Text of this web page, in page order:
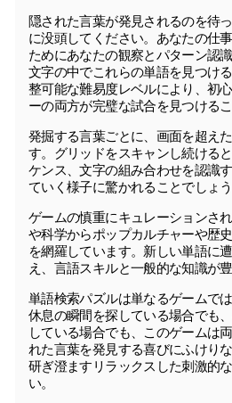
隠された言葉が発見されるのを待
に没頭してください。あなたの仕
ためにあなたの観察とパターン認
文字の中でこれらの単語を見つけ
整可能な難易度レベルにより、初
ーの両方が完璧な試合を見つけるこ
発掘する言葉ごとに、画面を超え
す。グリッドをスキャンし続ける
ケンス、文字の組み合わせを認識
ていく様子に驚かれることでしょう
ゲームの慎重にキュレーションさ
や科学からポップカルチャーや歴
を網羅しています。新しい単語に
え、言語スキルと一般的な知識が豊
単語検索パズルは単なるゲームで
休息の瞬間を探している場合でも
している場合でも、このゲームは
れた言葉を発見する喜びにふけり
研ぎ澄ますリラックスした刺激的
い。